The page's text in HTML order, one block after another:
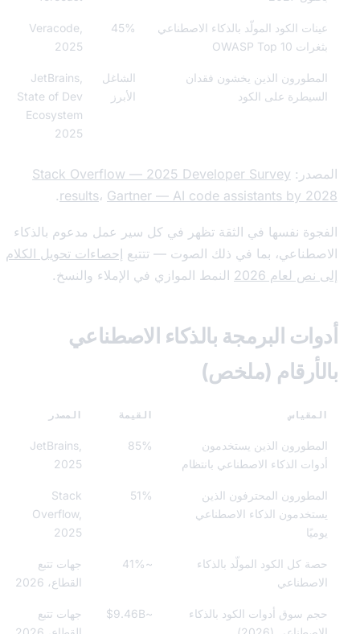
الكود المولّد بالذكاء الاصطناعي
45%
Veracode,
الذين يخشون فقدان
على الكود
JetBrains,
State of Dev
Ecosystem
Stack Overflow — 2025 Developer Survey
results،Gartner — AI code assistants by
.
نفسها في الثقة تظهر في كل سير عمل مدعوم بالذكاء
بما في ذلك الصوت — تتتبع إحصاءات تحويل الكلام
لعام 2026
النمط الموازي في الإملاء والنسخ.
البرمجة بالذكاء الاصطناعي
(ملخص)
المصدر
الذين يستخدمون
الذكاء الاصطناعي بانتظام
JetBrains,
المحترفون الذين
الذكاء الاصطناعي
Overflow,
كل الكود المولّد بالذكاء
جهات تتبع
سوق أدوات الكود بالذكاء
~$9.46B
جهات تتبع